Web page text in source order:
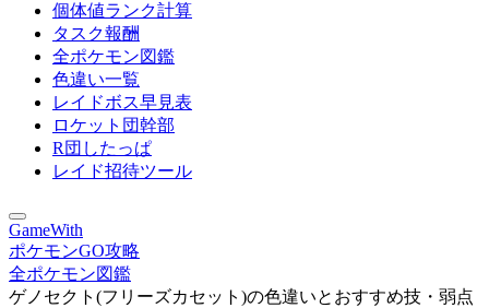
個体値ランク計算
タスク報酬
全ポケモン図鑑
色違い一覧
レイドボス早見表
ロケット団幹部
R団したっぱ
レイド招待ツール
GameWith
ポケモンGO攻略
全ポケモン図鑑
ゲノセクト(フリーズカセット)の色違いとおすすめ技・弱点